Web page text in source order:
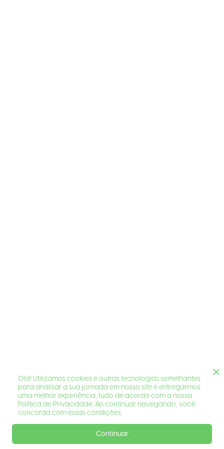
Olá! Utilizamos cookies e outras tecnologias semelhantes
para analisar a sua jornada em nosso site e entregarmos
uma melhor experiência, tudo de acordo com a nossa
Política de Privacidade. Ao continuar navegando, você
concorda com essas condições.
Continuar